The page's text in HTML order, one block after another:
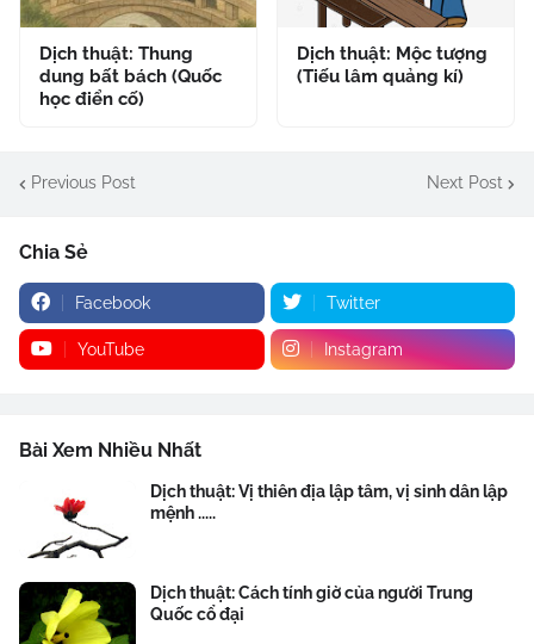
Dịch thuật: Thung
dung bất bách (Quốc
học điển cố)
Dịch thuật: Mộc tượng
(Tiếu lâm quảng kí)
Previous Post Next Post
Chia Sẻ
Facebook Twitter
YouTube Instagram
Bài Xem Nhiều Nhất
Dịch thuật: Vị thiên địa lập tâm, vị sinh dân lập
mệnh .....
Dịch thuật: Cách tính giờ của người Trung
Quốc cổ đại